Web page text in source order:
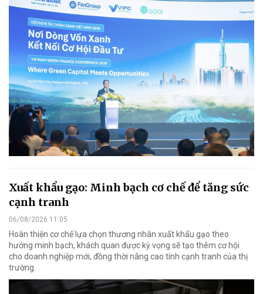
Xuất khẩu gạo: Minh bạch cơ chế để tăng sức
cạnh tranh
06/08/2026 11:05
Hoàn thiện cơ chế lựa chọn thương nhân xuất khẩu gạo theo
hướng minh bạch, khách quan được kỳ vọng sẽ tạo thêm cơ hội
cho doanh nghiệp mới, đồng thời nâng cao tính cạnh tranh của thị
trường.